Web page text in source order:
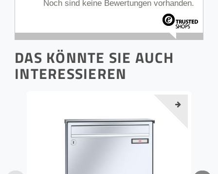
Noch sind keine Bewertungen vorhanden.
DAS KÖNNTE SIE AUCH
INTERESSIEREN